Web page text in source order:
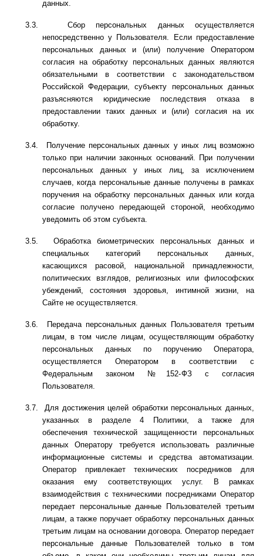
данных.
3.3.
Сбор персональных данных осуществляется
непосредственно у Пользователя. Если предоставление
персональных данных и (или) получение Оператором
согласия на обработку персональных данных являются
обязательными в соответствии с законодательством
Российской Федерации, субъекту персональных данных
разъясняются юридические последствия отказа в
предоставлении таких данных и (или) согласия на их
обработку.
3.4.
Получение персональных данных у иных лиц возможно
только при наличии законных оснований. При получении
персональных данных у иных лиц, за исключением
случаев, когда персональные данные получены в рамках
поручения на обработку персональных данных или когда
согласие получено передающей стороной, необходимо
уведомить об этом субъекта.
3.5.
Обработка биометрических персональных данных и
специальных категорий персональных данных,
касающихся расовой, национальной принадлежности,
политических взглядов, религиозных или философских
убеждений, состояния здоровья, интимной жизни, на
Сайте не осуществляется.
3.6.
Передача персональных данных Пользователя третьим
лицам, в том числе лицам, осуществляющим обработку
персональных данных по поручению Оператора,
осуществляется Оператором в соответствии с
Федеральным законом №152-ФЗс согласия
Пользователя.
3.7.
Для достижения целей обработки персональных данных,
указанных в разделе 4 Политики, а также для
обеспечения технической защищенности персональных
данных Оператору требуется использовать различные
информационные системы и средства автоматизации.
Оператор привлекает технических посредников для
оказания ему соответствующих услуг. В рамках
взаимодействия с техническими посредниками Оператор
передает персональные данные Пользователей третьим
лицам, а также поручает обработку персональных данных
третьим лицам на основании договора. Оператор передает
персональные данные Пользователей только в том